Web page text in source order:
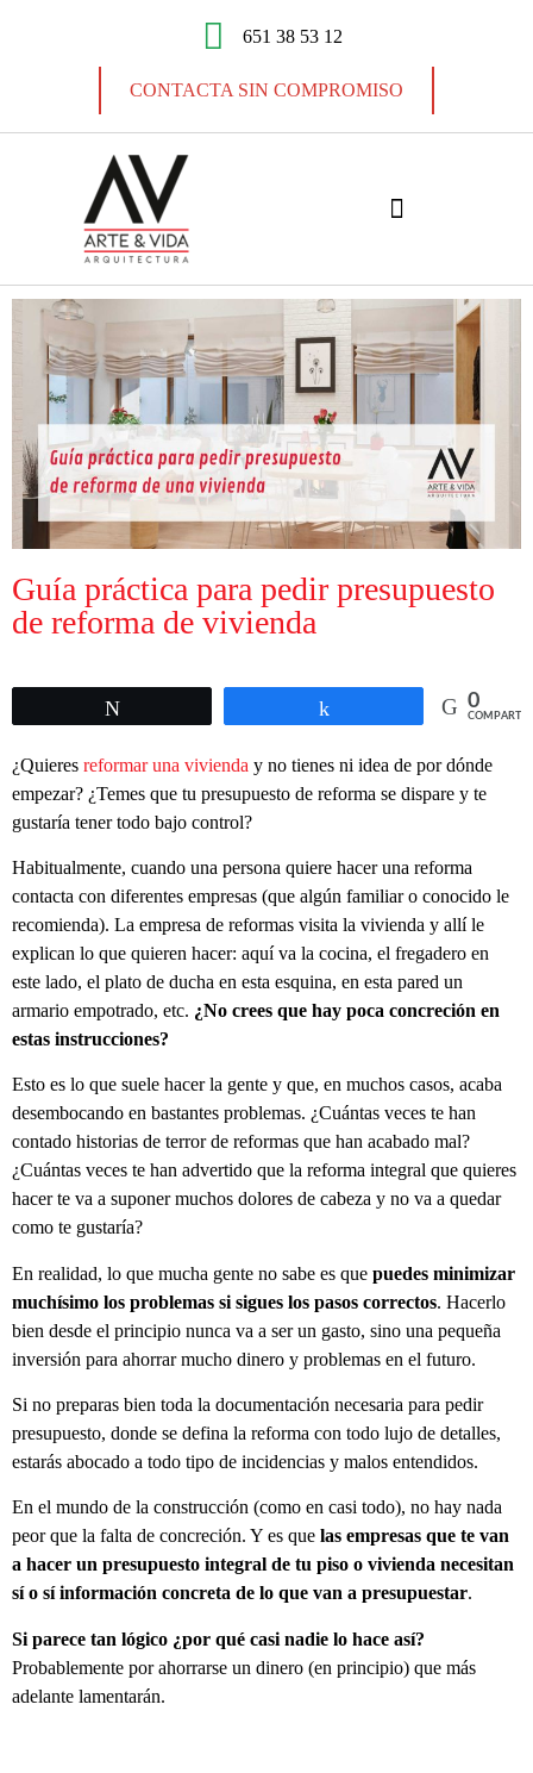
651 38 53 12
CONTACTA SIN COMPROMISO
Guía práctica para pedir presupuesto
de reforma de vivienda
0
COMPARTIR
¿Quieres reformar una vivienda y no tienes ni idea de por dónde
empezar? ¿Temes que tu presupuesto de reforma se dispare y te
gustaría tener todo bajo control?
Habitualmente, cuando una persona quiere hacer una reforma
contacta con diferentes empresas (que algún familiar o conocido le
recomienda). La empresa de reformas visita la vivienda y allí le
explican lo que quieren hacer: aquí va la cocina, el fregadero en
este lado, el plato de ducha en esta esquina, en esta pared un
armario empotrado, etc. ¿No crees que hay poca concreción en
estas instrucciones?
Esto es lo que suele hacer la gente y que, en muchos casos, acaba
desembocando en bastantes problemas. ¿Cuántas veces te han
contado historias de terror de reformas que han acabado mal?
¿Cuántas veces te han advertido que la reforma integral que quieres
hacer te va a suponer muchos dolores de cabeza y no va a quedar
como te gustaría?
En realidad, lo que mucha gente no sabe es que puedes minimizar
muchísimo los problemas si sigues los pasos correctos. Hacerlo
bien desde el principio nunca va a ser un gasto, sino una pequeña
inversión para ahorrar mucho dinero y problemas en el futuro.
Si no preparas bien toda la documentación necesaria para pedir
presupuesto, donde se defina la reforma con todo lujo de detalles,
estarás abocado a todo tipo de incidencias y malos entendidos.
En el mundo de la construcción (como en casi todo), no hay nada
peor que la falta de concreción. Y es que las empresas que te van
a hacer un presupuesto integral de tu piso o vivienda necesitan
sí o sí información concreta de lo que van a presupuestar.
Si parece tan lógico ¿por qué casi nadie lo hace así?
Probablemente por ahorrarse un dinero (en principio) que más
adelante lamentarán.